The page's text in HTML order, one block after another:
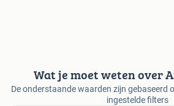
Wat je moet weten over
De onderstaande waarden zijn gebaseerd
ingestelde filters